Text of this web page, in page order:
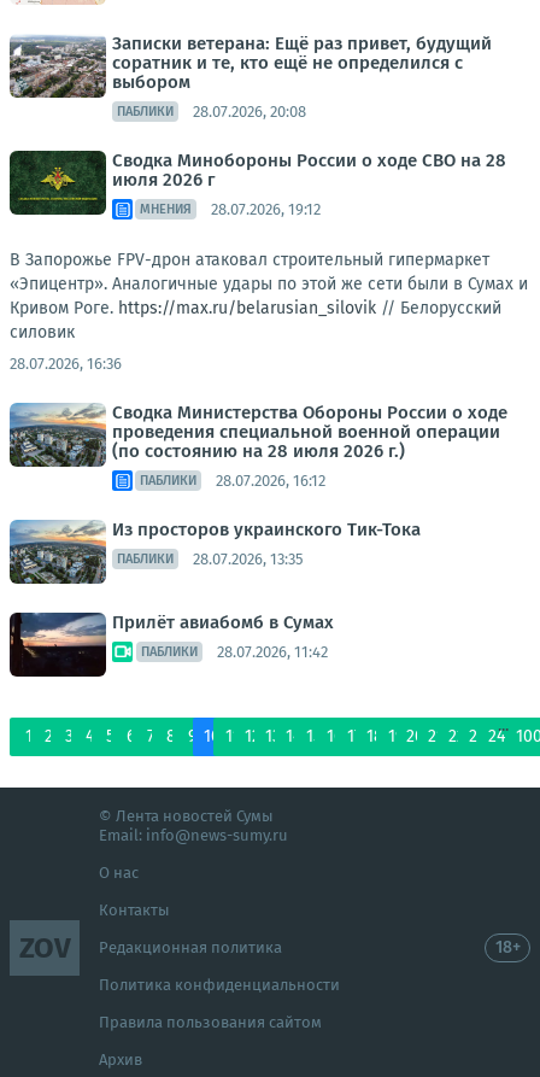
Записки ветерана: Ещё раз привет, будущий
соратник и те, кто ещё не определился с
выбором
ПАБЛИКИ 28.07.2026, 20:08
Сводка Минобороны России о ходе СВО на 28
июля 2026 г
МНЕНИЯ 28.07.2026, 19:12
В Запорожье FPV-дрон атаковал строительный гипермаркет
«Эпицентр». Аналогичные удары по этой же сети были в Сумах и
Кривом Роге. https://max.ru/belarusian_silovik // Белорусский
силовик
28.07.2026, 16:36
Сводка Министерства Обороны России о ходе
проведения специальной военной операции
(по состоянию на 28 июля 2026 г.)
ПАБЛИКИ 28.07.2026, 16:12
Из просторов украинского Тик-Тока
ПАБЛИКИ 28.07.2026, 13:35
Прилёт авиабомб в Сумах
ПАБЛИКИ 28.07.2026, 11:42
1 2 3 4 5 6 7 8 9 10 11 12 13 14 15 16 17 18 19 20 21 22 23 24
...
ZOV
© Лента новостей Сумы
Email: info@news-sumy.ru
О нас
Контакты
Редакционная политика
Политика конфиденциальности
Правила пользования сайтом
Архив
18+